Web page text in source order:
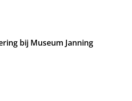
bij Museum Janning